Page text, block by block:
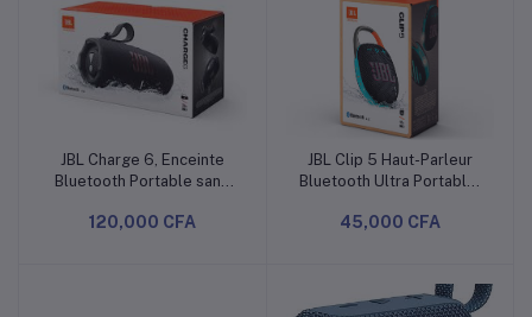
Ajouter au panier
JBL Charge 6, Enceinte
Bluetooth Portable sans
IA Boost, 28 Heures de
120,000 CFA
Ajouter au panier
JBL Clip 5 Haut-Parleur
Bluetooth Ultra Portable,
poussière, Mousqueton
45,000 CFA